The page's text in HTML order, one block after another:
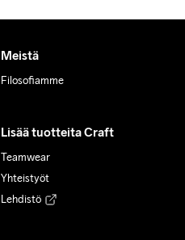
Meistä
Filosofiamme
Lisää tuotteita Craft
Teamwear
Yhteistyöt
Lehdistö